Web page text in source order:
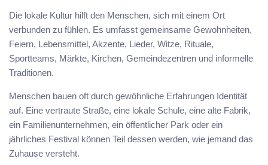
Die lokale Kultur hilft den Menschen, sich mit einem Ort
verbunden zu fühlen. Es umfasst gemeinsame Gewohnheiten,
Feiern, Lebensmittel, Akzente, Lieder, Witze, Rituale,
Sportteams, Märkte, Kirchen, Gemeindezentren und informelle
Traditionen.
Menschen bauen oft durch gewöhnliche Erfahrungen Identität
auf. Eine vertraute Straße, eine lokale Schule, eine alte Fabrik,
ein Familienunternehmen, ein öffentlicher Park oder ein
jährliches Festival können Teil dessen werden, wie jemand das
Zuhause versteht.